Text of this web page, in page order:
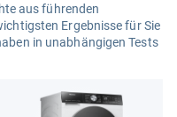
aus führenden
Ergebnisse für Sie
in unabhängigen Tests